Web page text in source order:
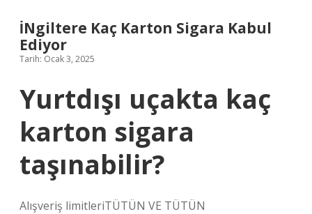
İNgiltere Kaç Karton Sigara Kabul
Ediyor
Tarih: Ocak 3, 2025
Yurtdışı uçakta kaç
karton sigara
taşınabilir?
Alışveriş limitleriTÜTÜN VE TÜTÜN